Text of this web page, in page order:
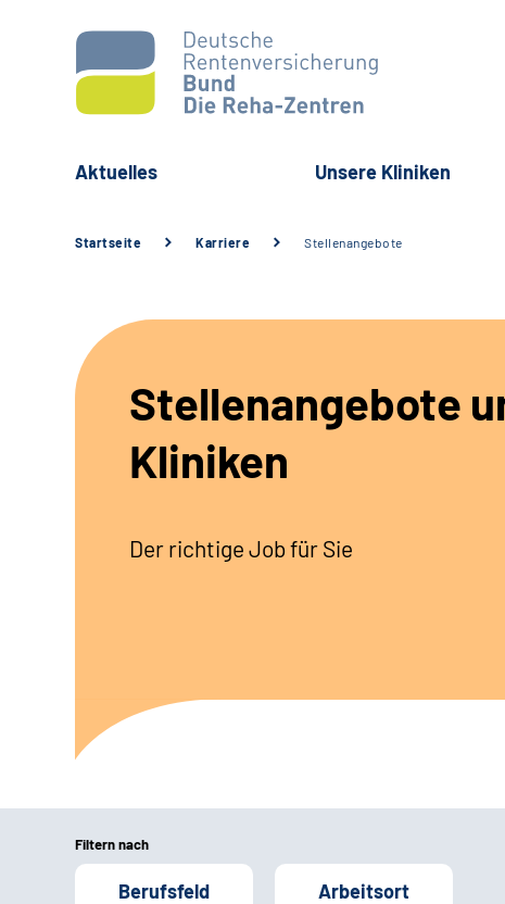
Aktuelles Unsere Kliniken
Startseite Karriere Stellenangebote
Stellenangebote
Kliniken
Der richtige Job für Sie
Filtern nach
Berufsfeld Arbeitsort